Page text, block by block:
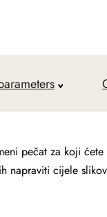
pečat za koji
napraviti cijele